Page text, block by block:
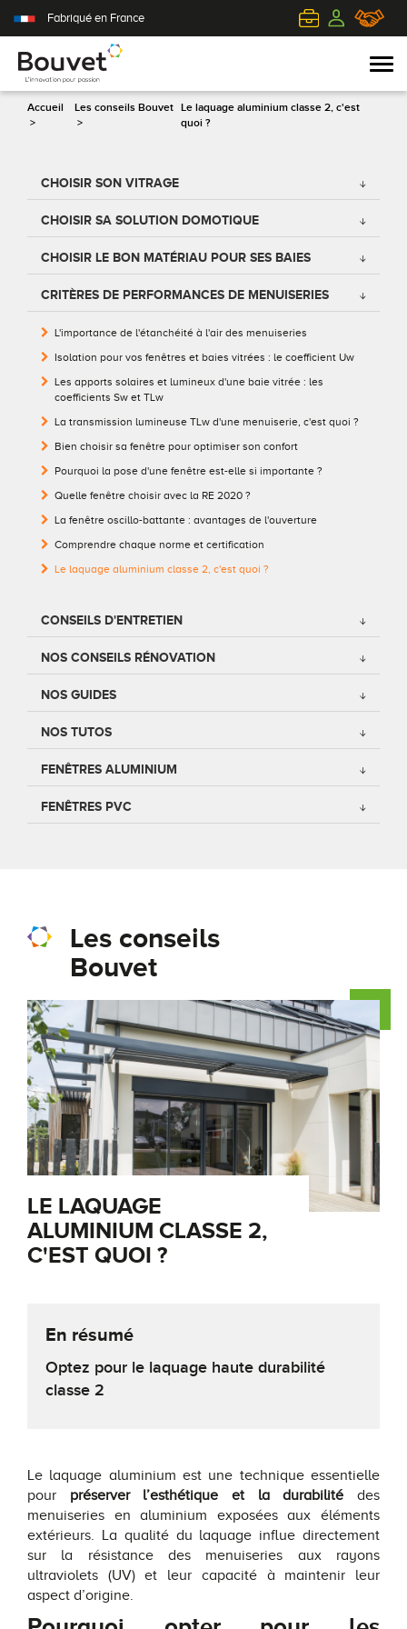
Fabriqué en France
Accueil
>
Les conseils Bouvet
>
Le laquage aluminium classe 2, c'est
quoi ?
CHOISIR SON VITRAGE
CHOISIR SA SOLUTION DOMOTIQUE
CHOISIR LE BON MATÉRIAU POUR SES BAIES
CRITÈRES DE PERFORMANCES DE MENUISERIES
L'importance de l'étanchéité à l'air des menuiseries
Isolation pour vos fenêtres et baies vitrées : le coefficient Uw
Les apports solaires et lumineux d'une baie vitrée : les
coefficients Sw et TLw
La transmission lumineuse TLw d'une menuiserie, c'est quoi ?
Bien choisir sa fenêtre pour optimiser son confort
Pourquoi la pose d'une fenêtre est-elle si importante ?
Quelle fenêtre choisir avec la RE 2020 ?
La fenêtre oscillo-battante : avantages de l'ouverture
Comprendre chaque norme et certification
Le laquage aluminium classe 2, c'est quoi ?
CONSEILS D'ENTRETIEN
NOS CONSEILS RÉNOVATION
NOS GUIDES
NOS TUTOS
FENÊTRES ALUMINIUM
FENÊTRES PVC
Les conseils
Bouvet
LE LAQUAGE
ALUMINIUM CLASSE 2,
C'EST QUOI ?
En résumé
Optez pour le laquage haute durabilité
classe 2
Le laquage aluminium est une technique essentielle
pour préserver l’esthétique et la durabilité des
menuiseries en aluminium exposées aux éléments
extérieurs. La qualité du laquage influe directement
sur la résistance des menuiseries aux rayons
ultraviolets (UV) et leur capacité à maintenir leur
aspect d’origine.
Mixte
Aluminium
Bois
Nos portes-fenêtres
Toutes nos fenêtres
Demander un devis
Télécharger le catalogue
Volets battants
Volets coulissants
Tous nos volets
Conseils pour choisir
Demander un devis
Tous nos accessoires volets battants
Télécharger le catalogue
Alu
Bois
PVC
Toutes nos portes d'entrée
Contemporaine
Accessoires
Conseils pour choisir
Demander un devis
Télécharger le catalogue
L'innovation pour passion
Le client au cœur de nos préoccupations
L'efficience industrielle
Le respect de l'environnement